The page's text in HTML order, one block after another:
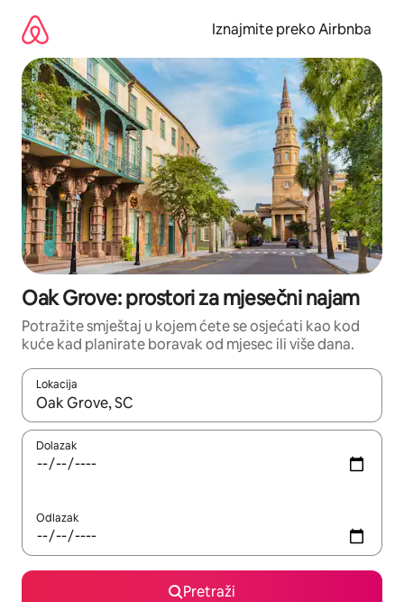
sadržaj
Iznajmite preko Airbnba
Oak Grove: prostori za mjesečni najam
Potražite smještaj u kojem ćete se osjećati kao kod
kuće kad planirate boravak od mjesec ili više dana.
Lokacija
Kada budu dostupni rezultati, moći ćete ih pregledati
Dolazak
Odlazak
Pretraži